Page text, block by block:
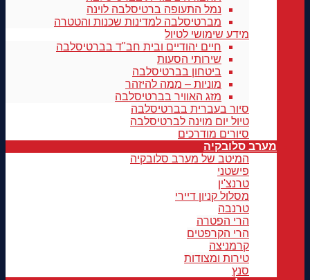
נמל התעופה ברטיסלבה לוינה
מברטיסלבה למדינות שכנות והטטרה
מידע שימושי לטיול
חיים יהודיים ובית חב"ד בברטיסלבה
שירותי הסעות
ביטחון בברטיסלבה
מוניות – ממה להיזהר
מזג האוויר בברטיסלבה
סיור בעברית בברטיסלבה
טיול יום מוינה לברטיסלבה
סיורים מודרכים
מערב סלובקיה
המיטב של מערב סלובקיה
פישטני
טרנצ'ין
מסלול קניון דיירי
טרנבה
הרי הפטרה
הרי הקרפטים
קרמניצה
טירות ומצודות
סנץ